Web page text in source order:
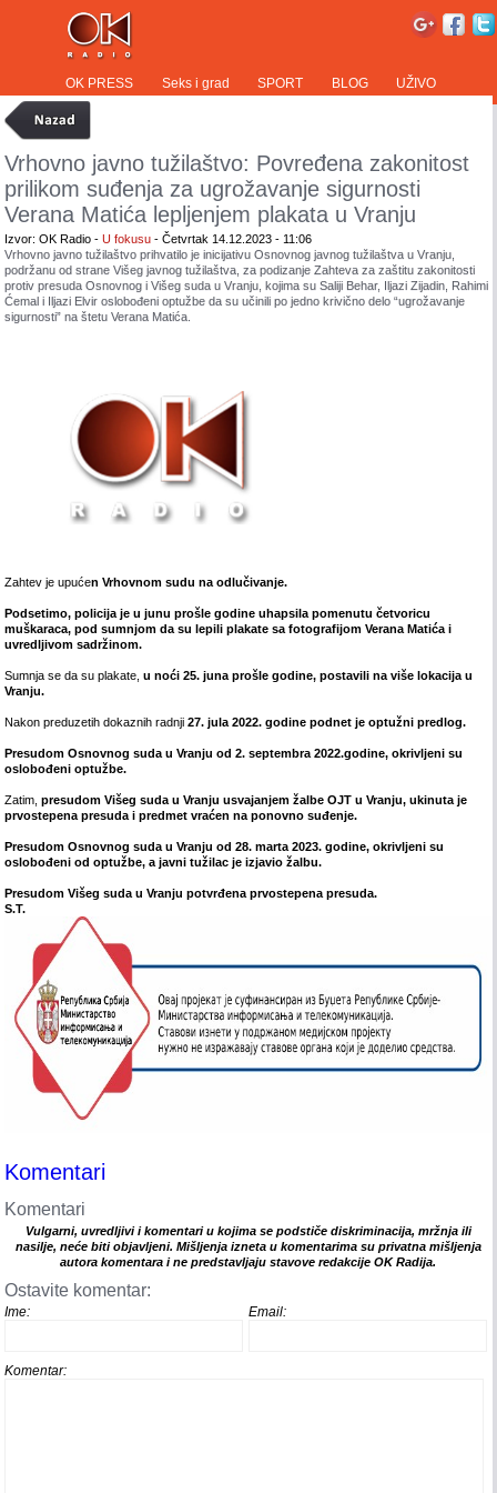
OK PRESS Seks i grad SPORT BLOG UŽIVO
Vrhovno javno tužilaštvo: Povređena zakonitost
prilikom suđenja za ugrožavanje sigurnosti
Verana Matića lepljenjem plakata u Vranju
Izvor: OK Radio -U fokusu - Četvrtak 14.12.2023 - 11:06
Vrhovno javno tužilaštvo prihvatilo je inicijativu Osnovnog javnog tužilaštva u Vranju,
podržanu od strane Višeg javnog tužilaštva, za podizanje Zahteva za zaštitu zakonitosti
protiv presuda Osnovnog i Višeg suda u Vranju, kojima su Saliji Behar, Iljazi Zijadin, Rahimi
Ćemal i Iljazi Elvir oslobođeni optužbe da su učinili po jedno krivično delo “ugrožavanje
sigurnosti” na štetu Verana Matića.
Zahtev je upućen Vrhovnom sudu na odlučivanje.
Podsetimo, policija je u junu prošle godine uhapsila pomenutu četvoricu
muškaraca, pod sumnjom da su lepili plakate sa fotografijom Verana Matića i
uvredljivom sadržinom.
Sumnja se da su plakate, u noći 25. juna prošle godine, postavili na više lokacija u
Vranju.
Nakon preduzetih dokaznih radnji27. jula 2022. godine podnet je optužni predlog.
Presudom Osnovnog suda u Vranju od 2. septembra 2022.godine, okrivljeni su
oslobođeni optužbe.
Zatim, presudom Višeg suda u Vranju usvajanjem žalbe OJT u Vranju, ukinuta je
prvostepena presuda i predmet vraćen na ponovno suđenje.
Presudom Osnovnog suda u Vranju od 28. marta 2023. godine, okrivljeni su
oslobođeni od optužbe, a javni tužilac je izjavio žalbu.
Presudom Višeg suda u Vranju potvrđena prvostepena presuda.
S.T.
Komentari
Komentari
Vulgarni, uvredljivi i komentari u kojima se podstiče diskriminacija, mržnja ili
nasilje, neće biti objavljeni. Mišljenja izneta u komentarima su privatna mišljenja
autora komentara i ne predstavljaju stavove redakcije OK Radija.
Ostavite komentar:
Ime: Email:
Komentar: